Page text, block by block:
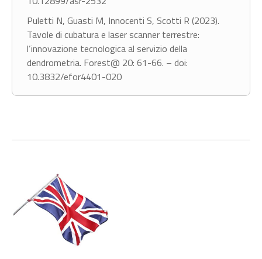
Puletti N, Guasti M, Innocenti S, Scotti R (2023).
Tavole di cubatura e laser scanner terrestre:
l’innovazione tecnologica al servizio della
dendrometria. Forest@ 20: 61-66. – doi:
10.3832/efor4401-020